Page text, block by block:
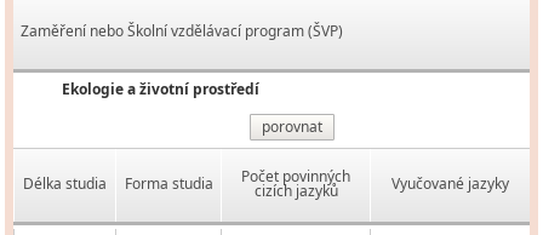
Zaměření nebo Školní vzdělávací program (ŠVP)
Ekologie a životní prostředí
porovnat
Délka studia Forma studia Počet povinných
cizích jazyků Vyučované jazyky